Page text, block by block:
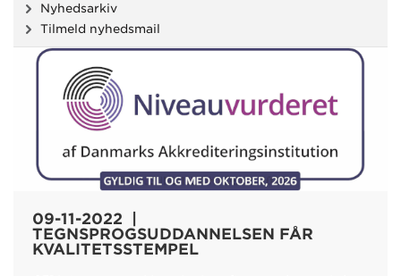
Nyhedsarkiv
Tilmeld nyhedsmail
09-11-2022 |
TEGNSPROGSUDDANNELSEN FÅR
KVALITETSSTEMPEL